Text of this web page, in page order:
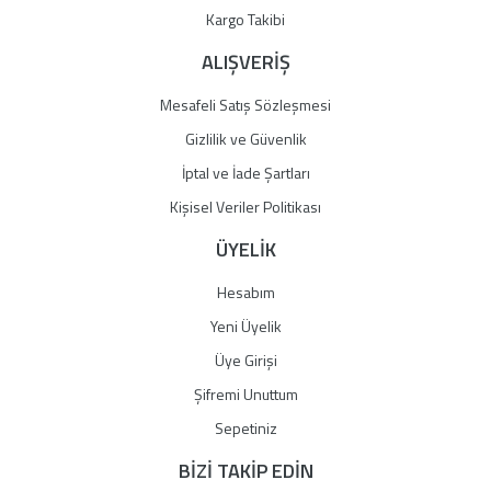
Gönder
Kargo Takibi
ALIŞVERİŞ
Mesafeli Satış Sözleşmesi
Gizlilik ve Güvenlik
İptal ve İade Şartları
Kişisel Veriler Politikası
ÜYELİK
Hesabım
Yeni Üyelik
Üye Girişi
Şifremi Unuttum
Sepetiniz
BİZİ TAKİP EDİN